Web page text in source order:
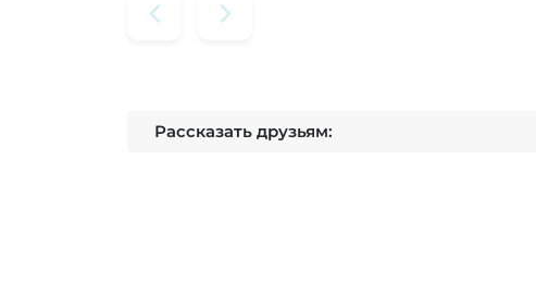
Рассказать друзьям: